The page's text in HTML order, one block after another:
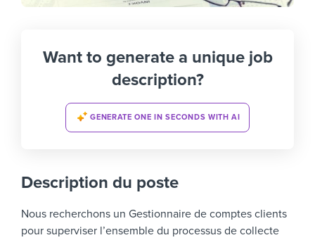
Want to generate a unique job
description?
GENERATE ONE IN SECONDS WITH AI
Description du poste
Nous recherchons un Gestionnaire de comptes clients
pour superviser l’ensemble du processus de collecte